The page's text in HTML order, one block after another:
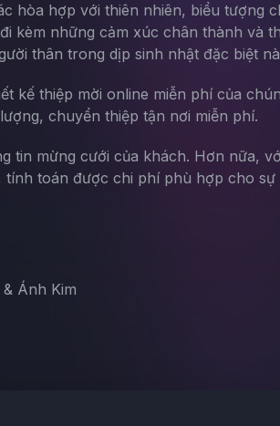
hòa hợp với thiên nhiên, biểu tượng
kèm những cảm xúc chân thành và
thân trong dịp sinh nhật đặc biệt
kế thiệp mời online miễn phí của
chuyển thiệp tận nơi miễn phí.
tin mừng cưới của khách. Hơn nữa,
toán được chi phí phù hợp cho sự
Ánh Kim